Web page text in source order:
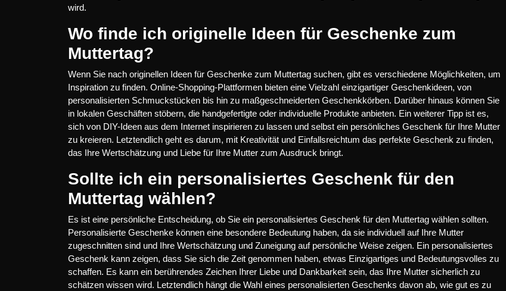
wird.
Wo finde ich originelle Ideen für Geschenke zum
Muttertag?
Wenn Sie nach originellen Ideen für Geschenke zum Muttertag suchen, gibt es verschiedene Möglichkeiten, um
Inspiration zu finden. Online-Shopping-Plattformen bieten eine Vielzahl einzigartiger Geschenkideen, von
personalisierten Schmuckstücken bis hin zu maßgeschneiderten Geschenkkörben. Darüber hinaus können Sie
in lokalen Geschäften stöbern, die handgefertigte oder individuelle Produkte anbieten. Ein weiterer Tipp ist es,
sich von DIY-Ideen aus dem Internet inspirieren zu lassen und selbst ein persönliches Geschenk für Ihre Mutter
zu kreieren. Letztendlich geht es darum, mit Kreativität und Einfallsreichtum das perfekte Geschenk zu finden,
das Ihre Wertschätzung und Liebe für Ihre Mutter zum Ausdruck bringt.
Sollte ich ein personalisiertes Geschenk für den
Muttertag wählen?
Es ist eine persönliche Entscheidung, ob Sie ein personalisiertes Geschenk für den Muttertag wählen sollten.
Personalisierte Geschenke können eine besondere Bedeutung haben, da sie individuell auf Ihre Mutter
zugeschnitten sind und Ihre Wertschätzung und Zuneigung auf persönliche Weise zeigen. Ein personalisiertes
Geschenk kann zeigen, dass Sie sich die Zeit genommen haben, etwas Einzigartiges und Bedeutungsvolles zu
schaffen. Es kann ein berührendes Zeichen Ihrer Liebe und Dankbarkeit sein, das Ihre Mutter sicherlich zu
schätzen wissen wird. Letztendlich hängt die Wahl eines personalisierten Geschenks davon ab, wie gut es zu